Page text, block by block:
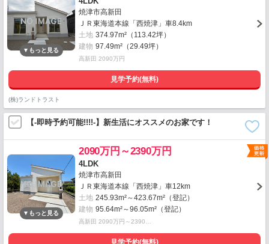
焼津市高新田
ＪＲ東海道本線「西焼津」車8.4km
土地 374.97m²（113.42坪）
建物 97.49m²（29.49坪）
高新田 2090万円
見学予約(無料)
(株)ランドトラスト
【-即時予約可能!!!!-】新生活にオススメのお家です！
2090万円～2390万円
4LDK
焼津市高新田
ＪＲ東海道本線「西焼津」車12km
土地 245.93m²～423.67m²（登記）
建物 95.64m²～96.05m²（登記）
高新田 2090万円～2390…
見学予約(無料)